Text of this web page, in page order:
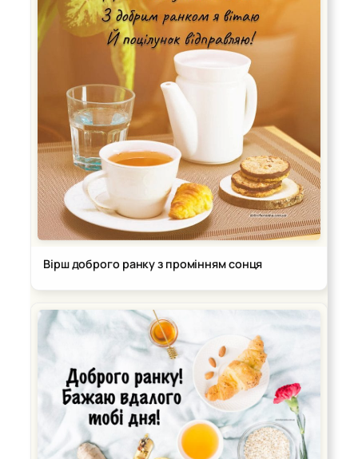
Вірш доброго ранку з промінням сонця